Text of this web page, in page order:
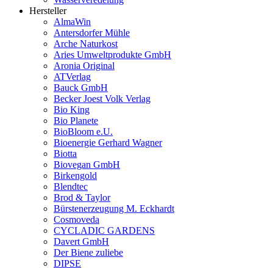
Hersteller
AlmaWin
Antersdorfer Mühle
Arche Naturkost
Aries Umweltprodukte GmbH
Aronia Original
ATVerlag
Bauck GmbH
Becker Joest Volk Verlag
Bio King
Bio Planete
BioBloom e.U.
Bioenergie Gerhard Wagner
Biotta
Biovegan GmbH
Birkengold
Blendtec
Brod & Taylor
Bürstenerzeugung M. Eckhardt
Cosmoveda
CYCLADIC GARDENS
Davert GmbH
Der Biene zuliebe
DIPSE